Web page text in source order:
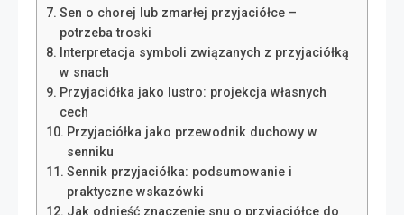
Sen o chorej lub zmarłej przyjaciółce –
potrzeba troski
Interpretacja symboli związanych z przyjaciółką
w snach
Przyjaciółka jako lustro: projekcja własnych
cech
Przyjaciółka jako przewodnik duchowy w
senniku
Sennik przyjaciółka: podsumowanie i
praktyczne wskazówki
Jak odnieść znaczenie snu o przyjaciółce do